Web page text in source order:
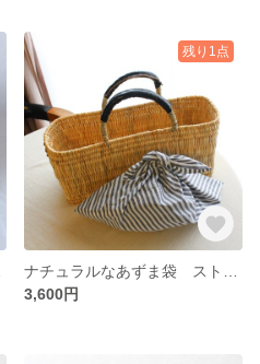
残り1点
3,600円